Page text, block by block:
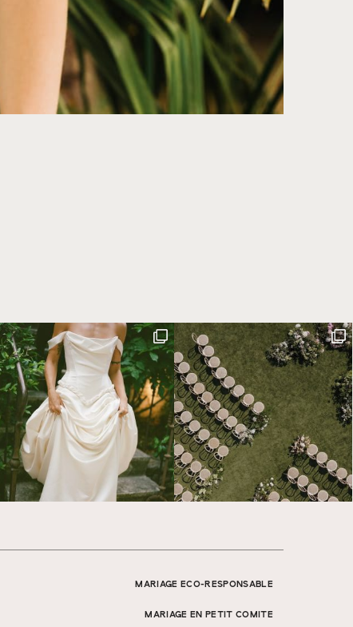
MARIAGE ECO-RESPONSABLE
MARIAGE EN PETIT COMITE